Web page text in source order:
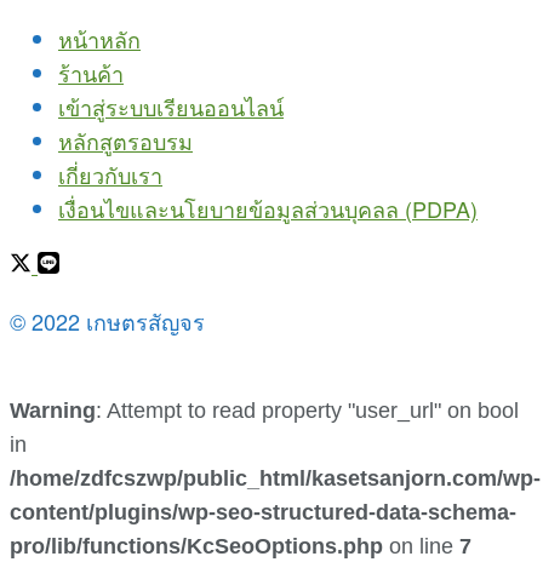
หน้าหลัก
ร้านค้า
เข้าสู่ระบบเรียนออนไลน์
หลักสูตรอบรม
เกี่ยวกับเรา
เงื่อนไขและนโยบายข้อมูลส่วนบุคลล (PDPA)
© 2022 เกษตรสัญจร
Warning: Attempt to read property "user_url" on bool
in
/home/zdfcszwp/public_html/kasetsanjorn.com/wp-
content/plugins/wp-seo-structured-data-schema-
pro/lib/functions/KcSeoOptions.php on line 7